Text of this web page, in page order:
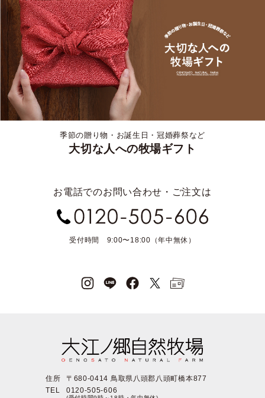
季節の贈り物・お誕生日・冠婚葬祭など
大切な人への牧場ギフト
お電話でのお問い合わせ・ご注文は
受付時間 9:00〜18:00（年中無休）
住所
〒680-0414 鳥取県八頭郡八頭町橋本877
TEL
0120-505-606